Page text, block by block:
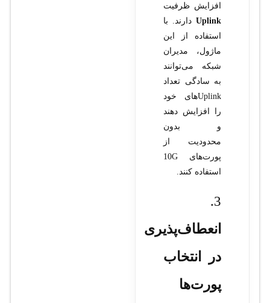
افزایش ظرفیت
Uplinkدارند. با
استفاده از این
ماژول، مدیران
شبکه می‌توانند
به سادگی تعداد
Uplink‌های خود
را افزایش دهند
و بدون
محدودیت از
پورت‌های 10G
استفاده کنند.
3.
انعطاف‌پذیری
در انتخاب
پورت‌ها